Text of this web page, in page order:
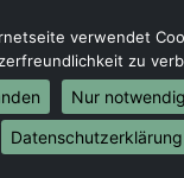
nach
nach
nach
nach Bonn
nach
verwendet
zu
Nur
Datenschutzerklärung